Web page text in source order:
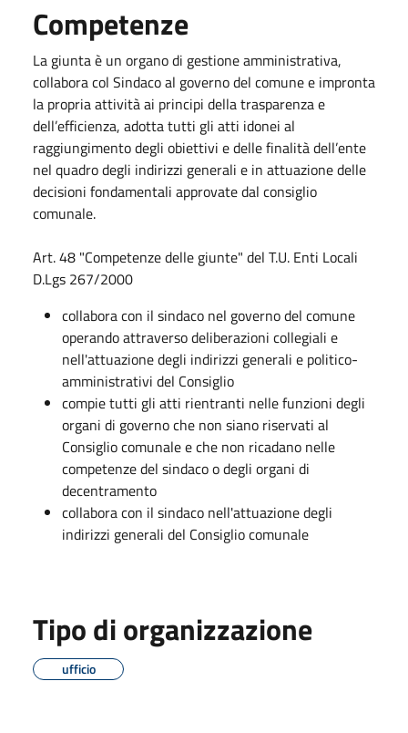
Competenze
La giunta è un organo di gestione amministrativa,
collabora col Sindaco al governo del comune e impronta
la propria attività ai principi della trasparenza e
dell’efficienza, adotta tutti gli atti idonei al
raggiungimento degli obiettivi e delle finalità dell’ente
nel quadro degli indirizzi generali e in attuazione delle
decisioni fondamentali approvate dal consiglio
comunale.
Art. 48 "Competenze delle giunte" del T.U. Enti Locali
D.Lgs 267/2000
collabora con il sindaco nel governo del comune
operando attraverso deliberazioni collegiali e
nell'attuazione degli indirizzi generali e politico-
amministrativi del Consiglio
compie tutti gli atti rientranti nelle funzioni degli
organi di governo che non siano riservati al
Consiglio comunale e che non ricadano nelle
competenze del sindaco o degli organi di
decentramento
collabora con il sindaco nell'attuazione degli
indirizzi generali del Consiglio comunale
Tipo di organizzazione
ufficio